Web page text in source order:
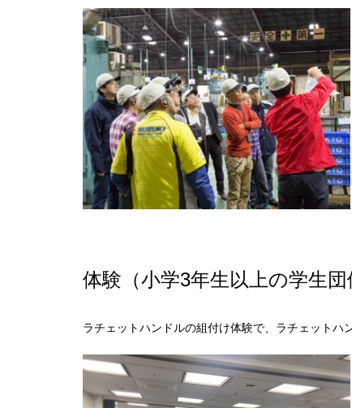
体験（小学3年生以上の学生団
ラチェットハンドルの組付け体験で、ラチェットハ